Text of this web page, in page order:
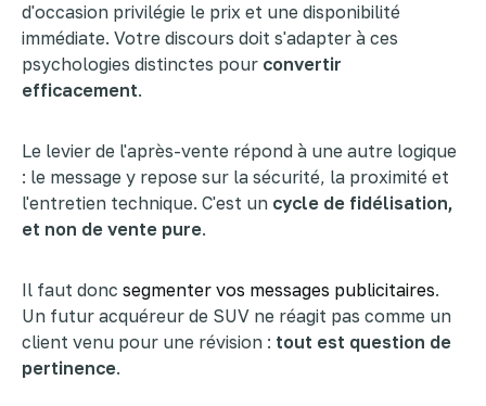
d'occasion privilégie le prix et une disponibilité
immédiate. Votre discours doit s'adapter à ces
psychologies distinctes pour convertir
efficacement.
Le levier de l'après-vente répond à une autre logique
: le message y repose sur la sécurité, la proximité et
l'entretien technique. C'est un cycle de fidélisation,
et non de vente pure.
Il faut donc segmenter vos messages publicitaires.
Un futur acquéreur de SUV ne réagit pas comme un
client venu pour une révision : tout est question de
pertinence.